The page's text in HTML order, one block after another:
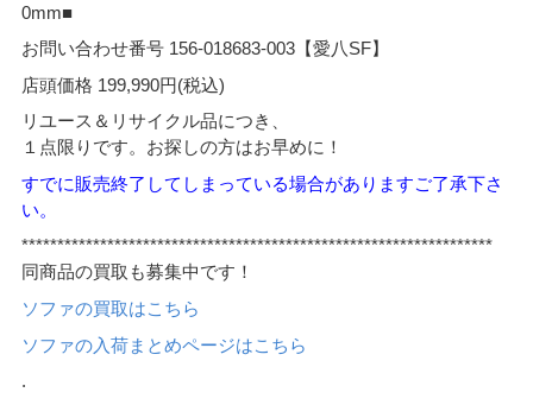
0mm■
お問い合わせ番号 156-018683-003【愛八SF】
店頭価格 199,990円(税込)
リユース＆リサイクル品につき、
１点限りです。お探しの方はお早めに！
すでに販売終了してしまっている場合がありますご了承下さ
い。
******************************************************************
同商品の買取も募集中です！
ソファの買取はこちら
ソファの入荷まとめページはこちら
.